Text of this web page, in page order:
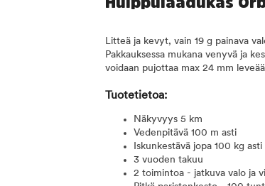
Litteä ja kevyt, vain 19 g painava
Pakkauksessa mukana venyvä ja
voidaan pujottaa max 24 mm
Tuotetietoa:
Näkyvyys 5 km
Vedenpitävä 100 m asti
Iskunkestävä jopa 100 kg asti
3 vuoden takuu
2 toimintoa - jatkuva valo ja